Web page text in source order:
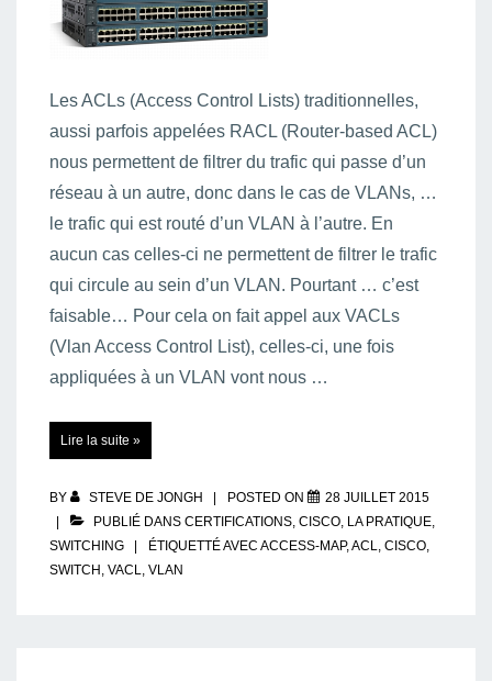
Les ACLs (Access Control Lists) traditionnelles,
aussi parfois appelées RACL (Router-based ACL)
nous permettent de filtrer du trafic qui passe d’un
réseau à un autre, donc dans le cas de VLANs, …
le trafic qui est routé d’un VLAN à l’autre. En
aucun cas celles-ci ne permettent de filtrer le trafic
qui circule au sein d’un VLAN. Pourtant … c’est
faisable… Pour cela on fait appel aux VACLs
(Vlan Access Control List), celles-ci, une fois
appliquées à un VLAN vont nous …
Access-
List
Lire la suite »
BY STEVE DE JONGH POSTED ON
28 JUILLET 2015
PUBLIÉ DANS CERTIFICATIONS, CISCO, LA PRATIQUE,
SWITCHING
ÉTIQUETTÉ AVEC ACCESS-MAP,ACL, CISCO,
SWITCH , VACL, VLAN